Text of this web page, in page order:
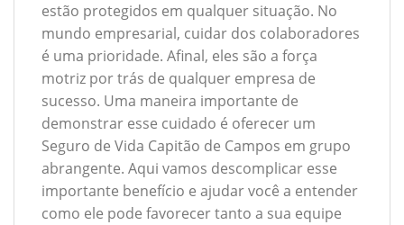
estão protegidos em qualquer situação. No
mundo empresarial, cuidar dos colaboradores
é uma prioridade. Afinal, eles são a força
motriz por trás de qualquer empresa de
sucesso. Uma maneira importante de
demonstrar esse cuidado é oferecer um
Seguro de Vida Capitão de Campos em grupo
abrangente. Aqui vamos descomplicar esse
importante benefício e ajudar você a entender
como ele pode favorecer tanto a sua equipe